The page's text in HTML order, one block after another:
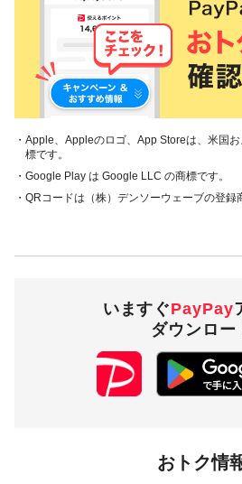
・Apple、Appleのロゴ、App Storeは、米国
標です。
・Google Play は Google LLC の商標です。
・QRコードは（株）デンソーウェーブの登録
いますぐPayPay
ダウンロー
おトク情